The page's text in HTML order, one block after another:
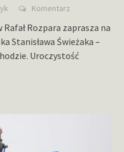
Komentarz
Rozpara zaprasza na
Stanisława Świeżaka –
Uroczystość